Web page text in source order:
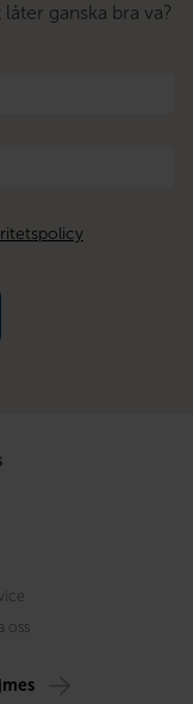
ganska bra va?
oss